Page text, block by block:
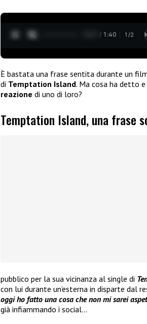
0:28 / 1:40 1 /2
È bastata una frase sentita durante un
di Temptation Island. Ma cosa ha detto
reazione di uno di loro?
Temptation Island, una frase
pubblico per la sua vicinanza al single di
con lui durante un’esterna in disparte dal
oggi ho fatto una cosa che non mi sarei
già infiammando i social…